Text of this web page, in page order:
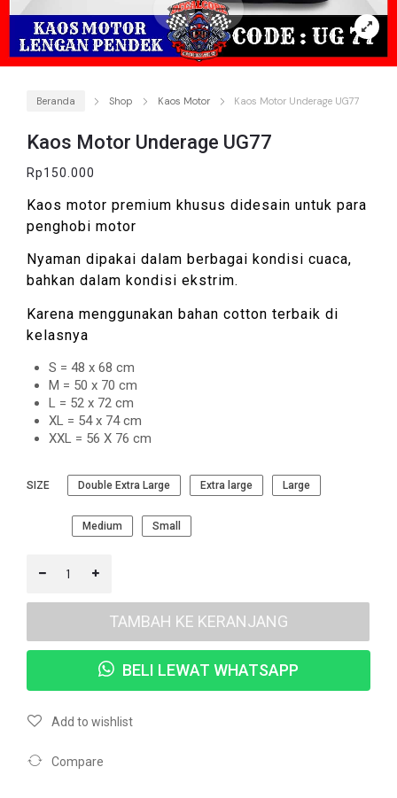
Beranda Shop Kaos Motor Kaos Motor Underage UG77
Kaos Motor Underage UG77
Rp150.000
Kaos motor premium khusus didesain untuk para
penghobi motor
Nyaman dipakai dalam berbagai kondisi cuaca,
bahkan dalam kondisi ekstrim.
Karena menggunakan bahan cotton terbaik di
kelasnya
S = 48 x 68 cm
M = 50 x 70 cm
L = 52 x 72 cm
XL = 54 x 74 cm
XXL = 56 X 76 cm
SIZE Double Extra Large Extra large Large
Medium Small
TAMBAH KE KERANJANG
BELI LEWAT WHATSAPP
Add to wishlist
Compare